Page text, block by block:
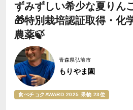
ずみずしい希少な夏りん
🎁特別栽培認証取得・化
農薬🍃
青森県弘前市
もりやま園
食べチョクAWARD 2025 果物 23位